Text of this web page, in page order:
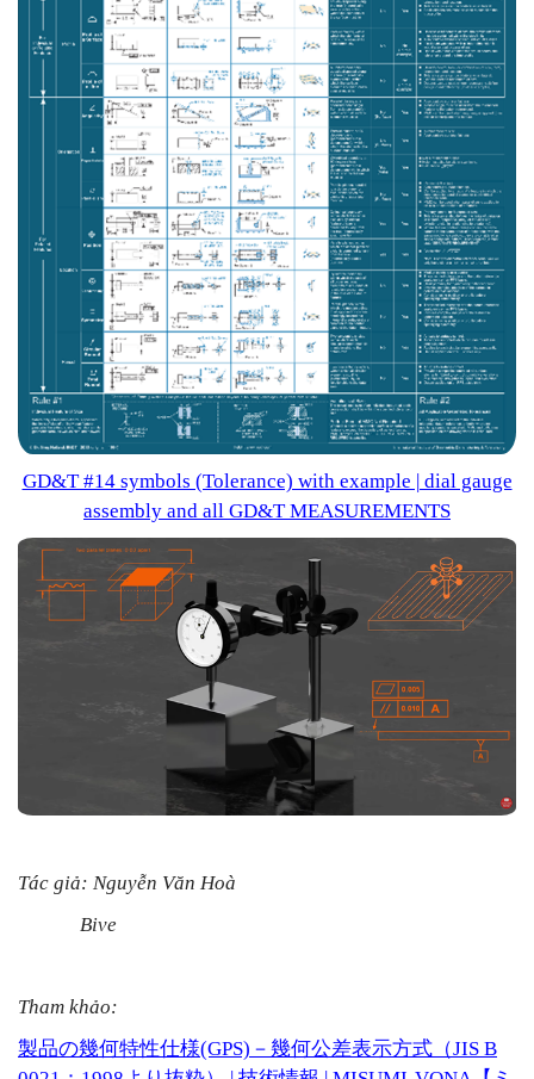
GD&T #14 symbols (Tolerance) with example | dial gauge
assembly and all GD&T MEASUREMENTS
Tác giả: Nguyễn Văn Hoà
Bive
Tham khảo:
製品の幾何特性仕様(GPS) －幾何公差表示方式（JIS B